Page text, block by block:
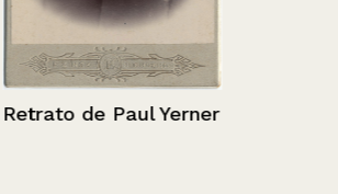
Retrato de Paul Yerner